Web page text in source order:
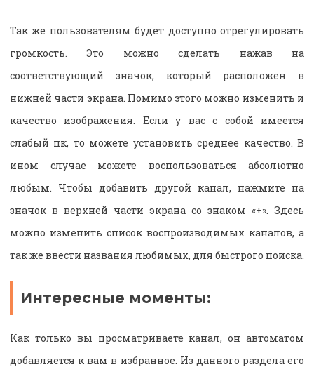
Так же пользователям будет доступно отрегулировать
громкость. Это можно сделать нажав на
соответствующий значок, который расположен в
нижней части экрана. Помимо этого можно изменить и
качество изображения. Если у вас с собой имеется
слабый пк, то можете установить среднее качество. В
ином случае можете воспользоваться абсолютно
любым. Чтобы добавить другой канал, нажмите на
значок в верхней части экрана со знаком «+». Здесь
можно изменить список воспроизводимых каналов, а
так же ввести названия любимых, для быстрого поиска.
Интересные моменты:
Как только вы просматриваете канал, он автоматом
добавляется к вам в избранное. Из данного раздела его